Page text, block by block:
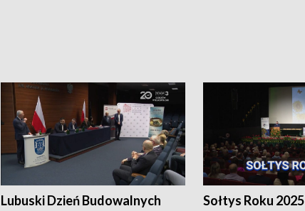
Lubuski Dzień Budowalnych Sołtys Roku 2025